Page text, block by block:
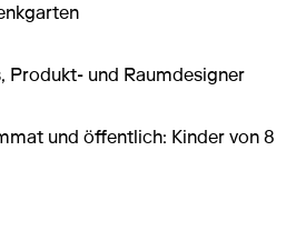
Produkt- und Raumdesigner
und öffentlich: Kinder von 8